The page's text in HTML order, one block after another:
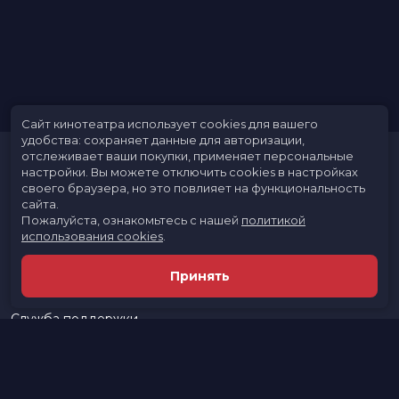
Расписание
Скоро в кино
Реклама в кинотеатре
Служба поддержки
Сайт кинотеатра использует cookies для вашего
удобства: сохраняет данные для авторизации,
отслеживает ваши покупки, применяет персональные
настройки. Вы можете отключить cookies в настройках
своего браузера, но это повлияет на функциональность
сайта.
Пожалуйста, ознакомьтесь с нашей политикой
использования cookies
Принять